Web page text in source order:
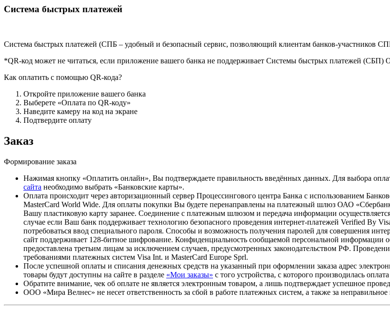
Система быстрых платежей
Система быстрых платежей (СПБ – удобный и безопасный сервис, позволяющий клиентам банков-участников
*QR-код может не читаться, если приложение вашего банка не поддерживает Системы быстрых платежей (СБП)
Как оплатить с помощью QR-кода?
Откройте приложение вашего банка
Выберете «Оплата по QR-коду»
Наведите камеру на код на экране
Подтвердите оплату
Заказ
Формирование заказа
Нажимая кнопку «Оплатить онлайн», Вы подтверждаете правильность введённых данных. Для выбора
сайта необходимо выбрать «Банковские карты».
Оплата происходит через авторизационный сервер Процессингового центра Банка с использованием
MasterCard World Wide. Для оплаты покупки Вы будете перенаправлены на платежный шлюз ОАО
Вашу пластиковую карту заранее. Соединение с платежным шлюзом и передача информации
случае если Ваш банк поддерживает технологию безопасного проведения интернет-платежей Verified By
потребоваться ввод специального пароля. Способы и возможность получения паролей для совершения
сайт поддерживает 128-битное шифрование. Конфиденциальность сообщаемой персональной информации
предоставлена третьим лицам за исключением случаев, предусмотренных законодательством РФ.
требованиями платежных систем Visa Int. и MasterCard Europe Sprl.
После успешной оплаты и списания денежных средств на указанный при оформлении заказа адрес
товары будут доступны на сайте в разделе «Мои заказы» с того устройства, с которого производилась
Обратите внимание, чек об оплате не является электронным товаром, а лишь подтверждает успешное
ООО «Мира Велнес» не несет ответственность за сбой в работе платежных систем, а также за